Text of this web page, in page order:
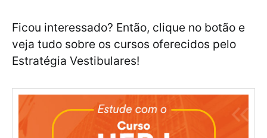
Ficou interessado? Então, clique no botão e
veja tudo sobre os cursos oferecidos pelo
Estratégia Vestibulares!